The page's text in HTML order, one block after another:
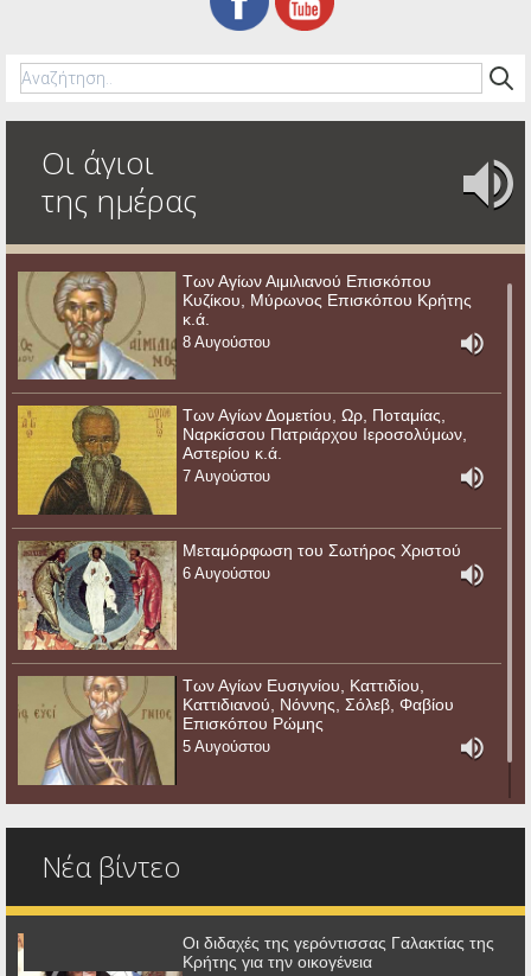
Οι άγιοι
της ημέρας
Των Αγίων Αιμιλιανού Επισκόπου
Κυζίκου, Μύρωνος Επισκόπου Κρήτης
κ.ά.
8 Αυγούστου
Των Αγίων Δομετίου, Ωρ, Ποταμίας,
Ναρκίσσου Πατριάρχου Ιεροσολύμων,
Αστερίου κ.ά.
7 Αυγούστου
Μεταμόρφωση του Σωτήρος Χριστού
6 Αυγούστου
Των Αγίων Ευσιγνίου, Καττιδίου,
Καττιδιανού, Νόννης, Σόλεβ, Φαβίου
Επισκόπου Ρώμης
5 Αυγούστου
Νέα βίντεο
Οι διδαχές της γερόντισσας Γαλακτίας της
Κρήτης για την οικογένεια